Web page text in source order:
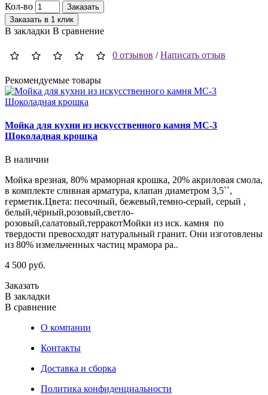
Кол-во
Заказать
Заказать в 1 клик
В закладки В сравнение
0 отзывов /Написать отзыв
Рекомендуемые товары
Мойка для кухни из искусственного камня МС-3
Шоколадная крошка
В наличии
Мойка врезная, 80% мраморная крошка, 20% акриловая смола,
в комплекте сливная арматура, клапан диаметром 3,5``,
герметик.Цвета: песочный, бежевый,темно-серый, серый ,
белый,чёрный,розовый,светло-
розовый,салатовый,терракотМойки из иск. камня по
твердости превосходят натуральный гранит. Они изготовлены
из 80% измельченных частиц мрамора ра..
4 500 руб.
Заказать
В закладки
В сравнение
О компании
Контакты
Доставка и сборка
Политика конфиденциальности